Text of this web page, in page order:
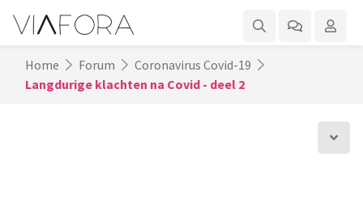
Home Forum
Coronavirus Covid-19
Langdurige klachten na Covid - deel 2